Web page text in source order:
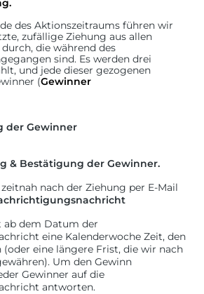
des Aktionszeitraums führen wir
zufällige Ziehung aus allen
die während des
sind. Es werden drei
und jede dieser gezogenen
(Gewinner
der Gewinner
& Bestätigung der Gewinner.
nach der Ziehung per E-Mail
ab dem Datum der
eine Kalenderwoche Zeit, den
(oder eine längere Frist, die wir nach
Um den Gewinn
Gewinner auf die
antworten.